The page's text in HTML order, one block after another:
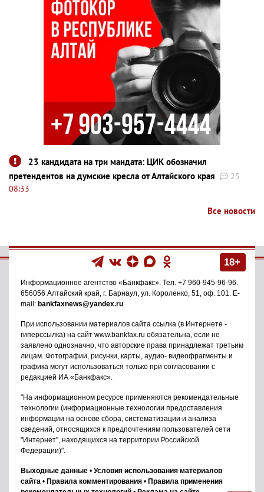
23 кандидата на три мандата: ЦИК обозначил
претендентов на думские кресла от Алтайского края
25
08:33
Все новости
18+
Информационное агентство «Банкфакс» . Тел. +7 960-945-96-96
656056 Алтайский край, г. Барнаул ул. Короленко, 51, оф. 101
. E-
mail: bankfaxnews@yandex.ru
При использовании материалов сайта ссылка (в Интернете -
гиперссылка) на сайт www.bankfax.ru обязательна, если не
заявлено однозначно, что авторские права принадлежат третьим
лицам. Фотографии, рисунки, карты, аудио- видеофрагменты и
графика могут использоваться только при согласовании с
редакцией ИА «Банкфакс».
"На информационном ресурсе применяются рекомендательные
технологии (информационные технологии предоставления
информации на основе сбора, систематизации и анализа
сведений, относящихся к предпочтениям пользователей сети
"Интернет", находящихся на территории Российской
Федерации)".
Выходные данные • Условия использования материалов
сайта • Правила комментирования • Правила применения